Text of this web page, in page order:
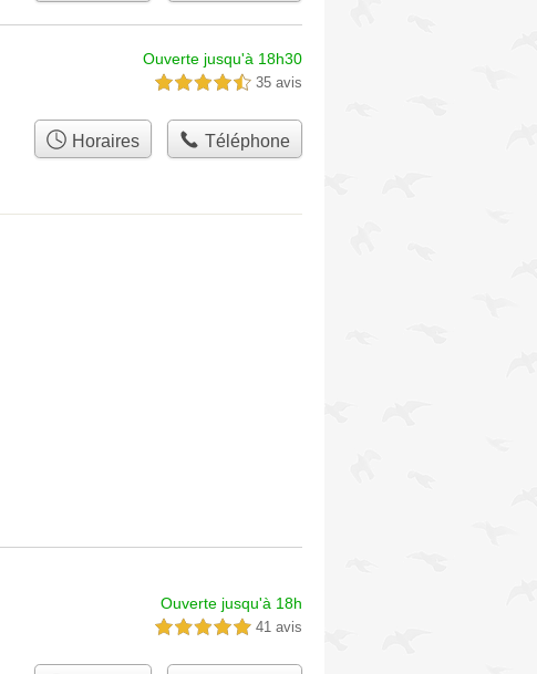
Ouverte jusqu'à 18h30
4,5 étoiles sur 5 35 avis
Horaires Téléphone
Ouverte jusqu'à 18h
5,0 étoiles sur 5 41 avis